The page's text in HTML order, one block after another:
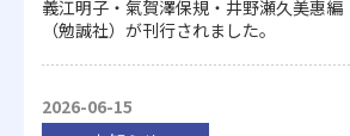
義江明子・氣賀澤保規・井野瀬久美惠編
（勉誠社）が刊行されました。
2026-06-15